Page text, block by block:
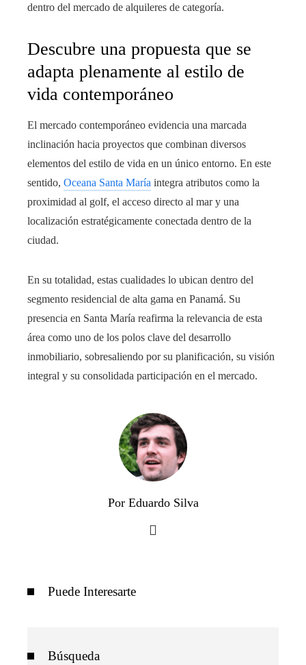
dentro del mercado de alquileres de categoría.
Descubre una propuesta que se
adapta plenamente al estilo de
vida contemporáneo
El mercado contemporáneo evidencia una marcada
inclinación hacia proyectos que combinan diversos
elementos del estilo de vida en un único entorno. En este
sentido, Oceana Santa María integra atributos como la
proximidad al golf, el acceso directo al mar y una
localización estratégicamente conectada dentro de la
ciudad.
En su totalidad, estas cualidades lo ubican dentro del
segmento residencial de alta gama en Panamá. Su
presencia en Santa María reafirma la relevancia de esta
área como uno de los polos clave del desarrollo
inmobiliario, sobresaliendo por su planificación, su visión
integral y su consolidada participación en el mercado.
Por Eduardo Silva
Puede Interesarte
Búsqueda